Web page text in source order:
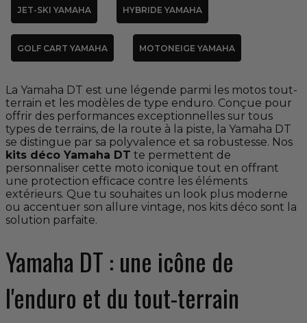
JET-SKI YAMAHA HYBRIDE YAMAHA
GOLF CART YAMAHA MOTONEIGE YAMAHA
La Yamaha DT est une légende parmi les motos tout-
terrain et les modèles de type enduro. Conçue pour
offrir des performances exceptionnelles sur tous
types de terrains, de la route à la piste, la Yamaha DT
se distingue par sa polyvalence et sa robustesse. Nos
kits déco Yamaha DT te permettent de
personnaliser cette moto iconique tout en offrant
une protection efficace contre les éléments
extérieurs. Que tu souhaites un look plus moderne
ou accentuer son allure vintage, nos kits déco sont la
solution parfaite.
Yamaha DT : une icône de
l'enduro et du tout-terrain